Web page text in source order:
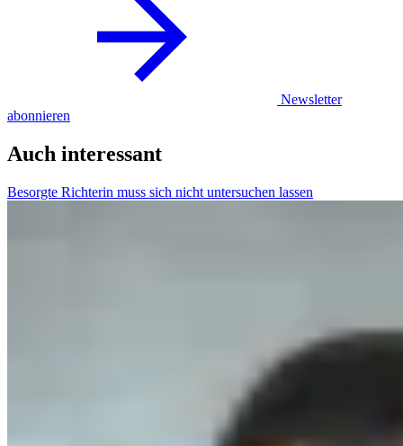
Newsletter
abonnieren
Auch interessant
Besorgte Richterin muss sich nicht untersuchen lassen